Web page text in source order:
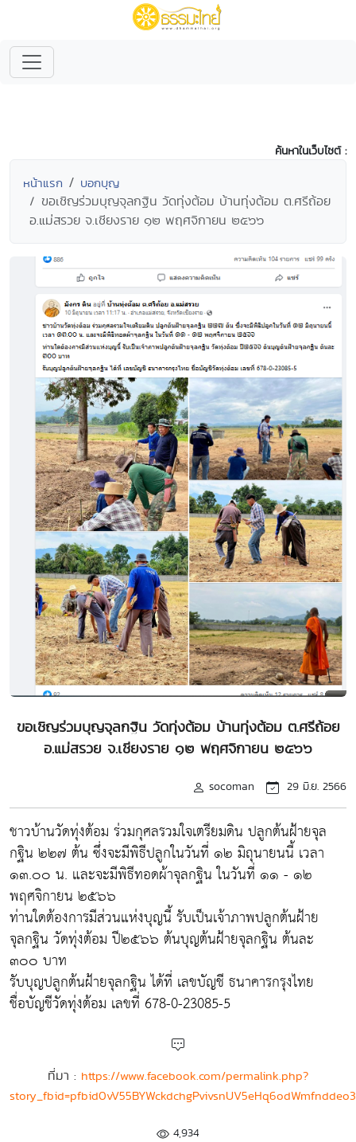
ค้นหาในเว็บไซต์ :
หน้าแรก บอกบุญ
ขอเชิญร่วมบุญจุลกฐิน วัดทุ่งต้อม บ้านทุ่งต้อม ต.ศรีถ้อย
อ.แม่สรวย จ.เชียงราย ๑๒ พฤศจิกายน ๒๕๖๖
ขอเชิญร่วมบุญจุลกฐิน วัดทุ่งต้อม บ้านทุ่งต้อม ต.ศรีถ้อย
อ.แม่สรวย จ.เชียงราย ๑๒ พฤศจิกายน ๒๕๖๖
socoman 29 มิ.ย. 2566
ชาวบ้านวัดทุ่งต้อม ร่วมกุศลรวมใจเตรียมดิน ปลูกต้นฝ้ายจุล
กฐิน ๒๒๗ ต้น ซึ่งจะมีพิธีปลูกในวันที่ ๑๒ มิถุนายนนี้ เวลา
๑๓.๐๐ น. และจะมีพิธีทอดผ้าจุลกฐิน ในวันที่ ๑๑ - ๑๒
พฤศจิกายน ๒๕๖๖
ท่านใดต้องการมีส่วนแห่งบุญนี้ รับเป็นเจ้าภาพปลูกต้นฝ้าย
จุลกฐิน วัดทุ่งต้อม ปี๒๕๖๖ ต้นบุญต้นฝ้ายจุลกฐิน ต้นละ
๓๐๐ บาท
รับบุญปลูกต้นฝ้ายจุลกฐิน ได้ที่ เลขบัญชี ธนาคารกรุงไทย
ชื่อบัญชีวัดทุ่งต้อม เลขที่ 678-0-23085-5
ที่มา : https://www.facebook.com/permalink.php?
4,934